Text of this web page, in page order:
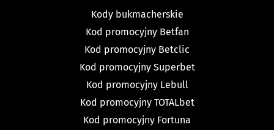
Kody bukmacherskie
Kod promocyjny Betfan
Kod promocyjny Betclic
Kod promocyjny Superbet
Kod promocyjny Lebull
Kod promocyjny TOTALbet
Kod promocyjny Fortuna